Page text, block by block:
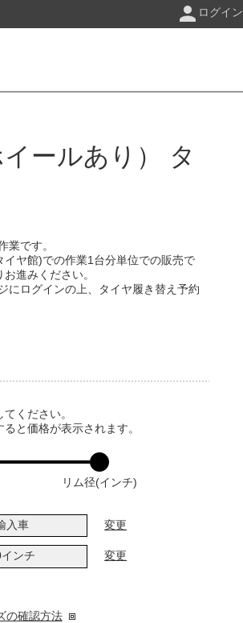
ログイン
ールあり） タ
業です。
ヤ館)での作業1台分単位での販売で
進みください。
にログインの上、タイヤ履き替え予約
ください。
と価格が表示されます。
リム径(インチ)
入車 変更
ンチ 変更
の確認方法